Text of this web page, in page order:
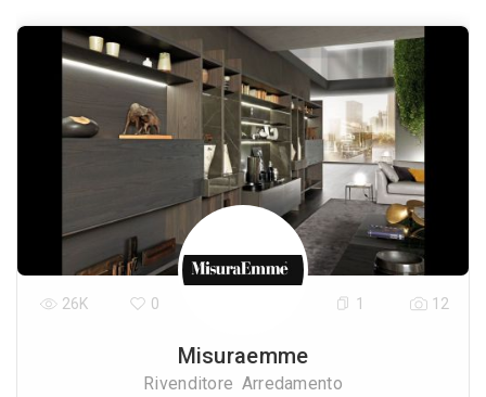
Misuraemme
Rivenditore Arredamento
26K 0 1 12